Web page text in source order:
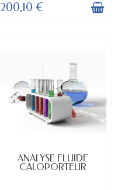
200,10 €
DISPONIBLE
ANALYSE FLUIDE
CALOPORTEUR